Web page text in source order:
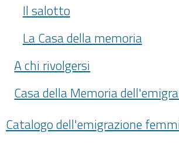
Il salotto
La Casa della memoria
A chi rivolgersi
Casa della Memoria
Catalogo dell'emigrazione